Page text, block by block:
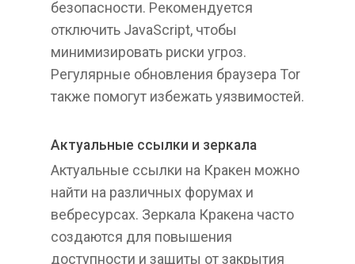
безопасности. Рекомендуется
отключить JavaScript, чтобы
минимизировать риски угроз.
Регулярные обновления браузера Tor
также помогут избежать уязвимостей.
Актуальные ссылки и зеркала
Актуальные ссылки на Кракен можно
найти на различных форумах и
вебресурсах. Зеркала Кракена часто
создаются для повышения
доступности и защиты от закрытия